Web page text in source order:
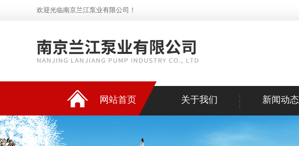
欢迎光临南京兰江泵业有限公司！
网站首页 关于我们 新闻动态